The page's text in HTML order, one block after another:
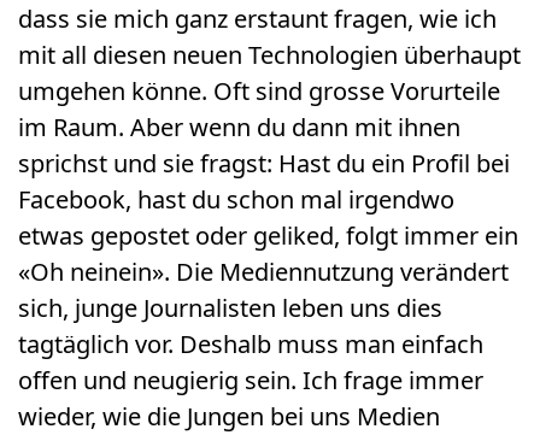
dass sie mich ganz erstaunt fragen, wie ich
mit all diesen neuen Technologien überhaupt
umgehen könne. Oft sind grosse Vorurteile
im Raum. Aber wenn du dann mit ihnen
sprichst und sie fragst: Hast du ein Profil bei
Facebook, hast du schon mal irgendwo
etwas gepostet oder geliked, folgt immer ein
«Oh neinein». Die Mediennutzung verändert
sich, junge Journalisten leben uns dies
tagtäglich vor. Deshalb muss man einfach
offen und neugierig sein. Ich frage immer
wieder, wie die Jungen bei uns Medien